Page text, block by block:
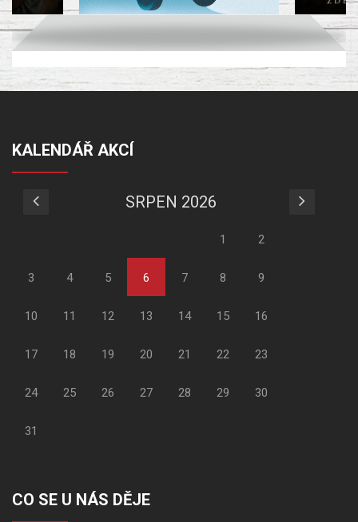
KALENDÁŘ AKCÍ
SRPEN 2026
1 2
3 4 5 6 7 8 9
10 11 12 13 14 15 16
17 18 19 20 21 22 23
24 25 26 27 28 29 30
31
CO SE U NÁS DĚJE